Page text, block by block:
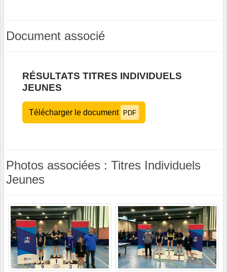
Document associé
RÉSULTATS TITRES INDIVIDUELS
JEUNES
Télécharger le document PDF
Photos associées : Titres Individuels
Jeunes